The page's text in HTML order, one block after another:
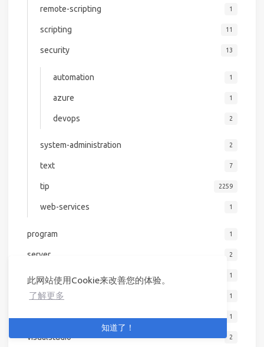
此网站使用Cookie来改善您的体验。
了解更多
知道了！
remote-scripting 1
scripting 11
security 13
automation 1
azure 1
devops 2
system-administration 2
text 7
tip 2259
web-services 1
program 1
server 2
software-engineering 1
text 1
vim 1
visualstudio 2